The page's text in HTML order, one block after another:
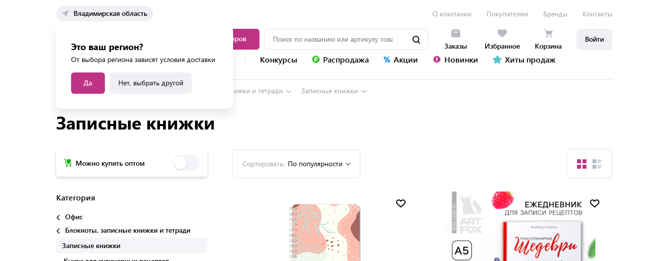
Владимирская область
Это ваш регион?
От выбора региона зависят условия доставки
Да Нет, выбрать другой
О компании Покупателям Бренды Контакты
Каталог товаров
Заказы Избранное Корзина
Войти
Каталог услуг Конкурсы Распродажа Акции Новинки Хиты продаж
Главная Каталог Блокноты, записные книжки и тетради Записные книжки
Записные книжки
Можно купить оптом
Категория
Офис
Блокноты, записные книжки и тетради
Записные книжки
Сортировать: По популярности